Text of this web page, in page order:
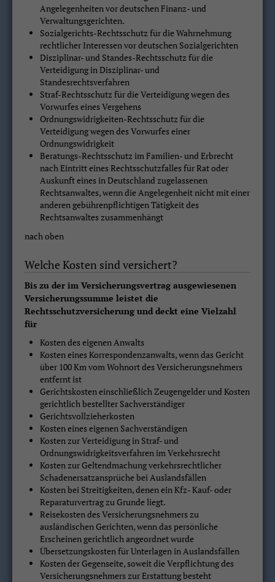
Angelegenheiten vor deutschen Finanz- und
Verwaltungsgerichten.
Sozialgerichts-Rechtsschutz für die Wahrnehmung
rechtlicher Interessen vor deutschen Sozialgerichten
Disziplinar- und Standes-Rechtsschutz für die
Verteidigung in Disziplinar- und
Standesrechtsverfahren
Straf-Rechtsschutz für die Verteidigung wegen des
Vorwurfes eines Vergehens
Ordnungswidrigkeiten-Rechtsschutz für die
Verteidigung wegen des Vorwurfes einer
Ordnungswidrigkeit
Beratungs-Rechtsschutz im Familien- und Erbrecht
nach Eintritt eines Rechtsschutzfalles für Rat oder
Auskunft eines in Deutschland zugelassenen
Rechtsanwaltes, wenn die Angelegenheit nicht mit einer
anderen gebührenpflichtigen Tätigkeit des
Rechtsanwaltes zusammenhängt
nach oben
Welche Kosten sind versichert?
Bis zu der im Versicherungsvertrag ausgewiesenen
Versicherungssumme leistet die
Rechtsschutzversicherung und deckt eine Vielzahl
für
Kosten des eigenen Anwalts
Kosten eines Korrespondenzanwalts, wenn das Gericht
über 100 Km vom Wohnort des Versicherungsnehmers
entfernt ist
Gerichtskosten einschließlich Zeugengelder und Kosten
gerichtlich bestellter Sachverständiger
Gerichtsvollzieherkosten
Kosten eines eigenen Sachverständigen
Kosten zur Verteidigung in Straf- und
Ordnungswidrigkeitsverfahren im Verkehrsrecht
Kosten zur Geltendmachung verkehrsrechtlicher
Schadenersatzansprüche bei Auslandsfällen
Kosten bei Streitigkeiten, denen ein Kfz- Kauf- oder
Reparaturvertrag zu Grunde liegt.
Reisekosten des Versicherungsnehmers zu
ausländischen Gerichten, wenn das persönliche
Erscheinen gerichtlich angeordnet wurde
Übersetzungskosten für Unterlagen in Auslandsfällen
Kosten der Gegenseite, soweit die Verpflichtung des
Versicherungsnehmers zur Erstattung besteht